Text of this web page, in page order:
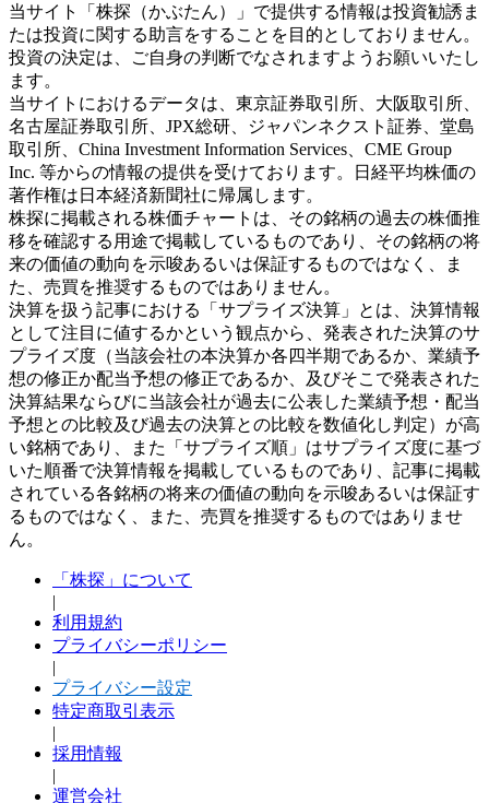
当サイト「株探（かぶたん）」で提供する情報は投資勧誘ま
たは投資に関する助言をすることを目的としておりません。
投資の決定は、ご自身の判断でなされますようお願いいたし
ます。
当サイトにおけるデータは、東京証券取引所、大阪取引所、
名古屋証券取引所、JPX総研、ジャパンネクスト証券、堂島
取引所、China Investment Information Services、CME Group
Inc. 等からの情報の提供を受けております。日経平均株価の
著作権は日本経済新聞社に帰属します。
株探に掲載される株価チャートは、その銘柄の過去の株価推
移を確認する用途で掲載しているものであり、その銘柄の将
来の価値の動向を示唆あるいは保証するものではなく、ま
た、売買を推奨するものではありません。
決算を扱う記事における「サプライズ決算」とは、決算情報
として注目に値するかという観点から、発表された決算のサ
プライズ度（当該会社の本決算か各四半期であるか、業績予
想の修正か配当予想の修正であるか、及びそこで発表された
決算結果ならびに当該会社が過去に公表した業績予想・配当
予想との比較及び過去の決算との比較を数値化し判定）が高
い銘柄であり、また「サプライズ順」はサプライズ度に基づ
いた順番で決算情報を掲載しているものであり、記事に掲載
されている各銘柄の将来の価値の動向を示唆あるいは保証す
るものではなく、また、売買を推奨するものではありませ
ん。
「株探」について
|
利用規約
プライバシーポリシー
|
プライバシー設定
特定商取引表示
|
採用情報
|
運営会社